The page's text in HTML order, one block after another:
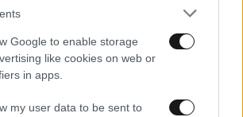
Google to enable storage
like cookies on web or
in apps.
my user data to be sent to
του 2024, με αύξηση 27,4%